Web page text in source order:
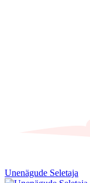
Unenägude Seletaja